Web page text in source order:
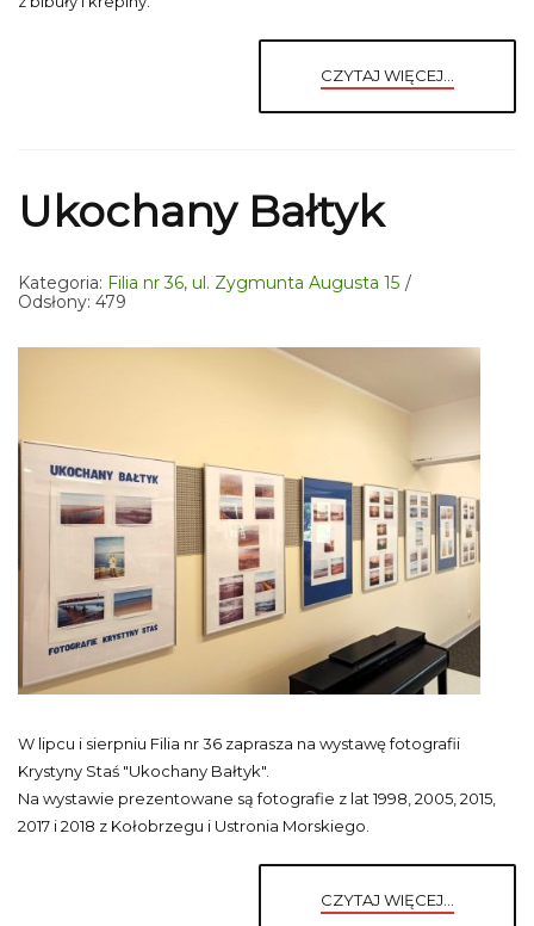
CZYTAJ WIĘCEJ...
Ukochany Bałtyk
Kategoria: Filia nr 36, ul. Zygmunta Augusta 15
Odsłony: 479
W lipcu i sierpniu Filia nr 36 zaprasza na wystawę fotografii
Krystyny Staś "Ukochany Bałtyk".
Na wystawie prezentowane są fotografie z lat 1998, 2005, 2015,
2017 i 2018 z Kołobrzegu i Ustronia Morskiego.
CZYTAJ WIĘCEJ...